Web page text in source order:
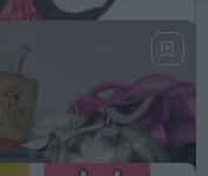
alerta
junto